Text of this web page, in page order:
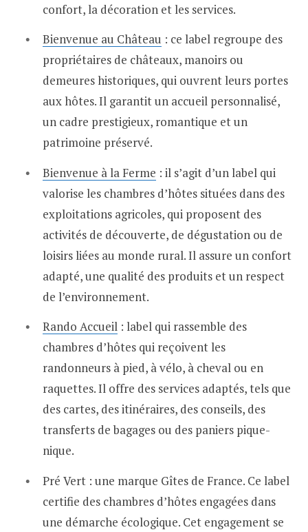
confort, la décoration et les services.
Bienvenue au Château : ce label regroupe des
propriétaires de châteaux, manoirs ou
demeures historiques, qui ouvrent leurs portes
aux hôtes. Il garantit un accueil personnalisé,
un cadre prestigieux, romantique et un
patrimoine préservé.
Bienvenue à la Ferme : il s’agit d’un label qui
valorise les chambres d’hôtes situées dans des
exploitations agricoles, qui proposent des
activités de découverte, de dégustation ou de
loisirs liées au monde rural. Il assure un confort
adapté, une qualité des produits et un respect
de l’environnement.
Rando Accueil : label qui rassemble des
chambres d’hôtes qui reçoivent les
randonneurs à pied, à vélo, à cheval ou en
raquettes. Il offre des services adaptés, tels que
des cartes, des itinéraires, des conseils, des
transferts de bagages ou des paniers pique-
nique.
Pré Vert : une marque Gîtes de France. Ce label
certifie des chambres d’hôtes engagées dans
une démarche écologique. Cet engagement se